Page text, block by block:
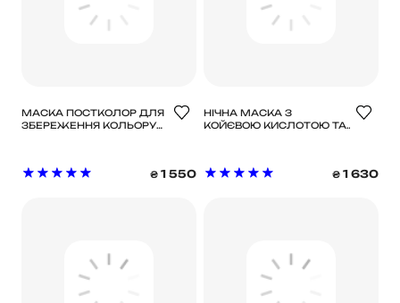
МАСКА ПОСТКОЛОР ДЛЯ
ЗБЕРЕЖЕННЯ КОЛЬОРУ
₴ 1 550
НІЧНА МАСКА З
КОЙЄВОЮ КИСЛОТОЮ ТА
₴ 1 630